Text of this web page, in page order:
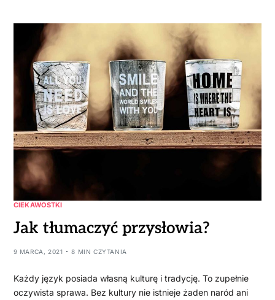
CIEKAWOSTKI
Jak tłumaczyć przysłowia?
9 MARCA, 2021 8 MIN CZYTANIA
Każdy język posiada własną kulturę i tradycję. To zupełnie
oczywista sprawa. Bez kultury nie istnieje żaden naród ani